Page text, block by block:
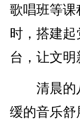
歌唱班等
时，搭建
台，让文
清晨的八
缓的音乐